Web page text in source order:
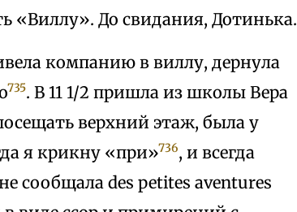
«Виллу». До свидания, Дотинька.
компанию в виллу, дернула
735. В 11 1/2 пришла из школы Вера
верхний этаж, была у
я крикну «при»736, и всегда
сообщала des petites aventures